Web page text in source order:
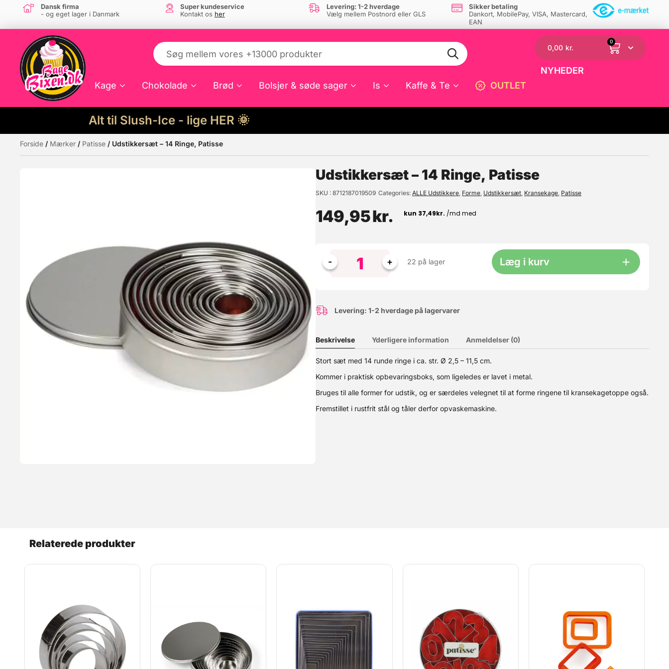
Dansk firma
- og eget lager i Danmark
Super kundeservice
Kontakt os her
Levering: 1-2 hverdage
Vælg mellem Postnord eller GLS
Sikker betaling
Dankort, MobilePay, VISA, Mastercard,
EAN
Kage Chokolade Brød Bolsjer & søde sager Is Kaffe & Te OUTLET
0,00 kr.
0
NYHEDER
Alt til Slush-Ice - lige HER 🌞
Måske kunne nogle af disse produkter have din interesse?
Glukose Sirup (Flydende), 400g - Dansukker
Dette er en semi-flydende glukose. Du finder vores faste glukose lige HER. Glukosesirup i en praktisk flaske med 400 g. Glukosesirup er en blanding af forskellige sukkerarter, som udvindes af
hvedestivelse. . Bruges primært til is og slik, men også i bagværk. Glukosesirup hæmmer krystallisering og giver f.eks. is en cremet og blød konsistens. På samme måde modvirker
glukosesirup, at karamel krystalliseres og bliver grynet. Dansukker glukosesirup er udvundet af hvedestivelse, men under produktionsprocessen er glutenindholdet reduceret til under 0,002 %
(< 20ppm). Ved et glutenindhold under 0,002 % kan produktet deklareres som glutenfrit. Indhold: 400g
☓
Forside / Mærker / Patisse / Udstikkersæt – 14 Ringe, Patisse
Udstikkersæt – 14 Ringe, Patisse
SKU 8712187019509 Categories ALLE Udstikkere, Forme, Udstikkersæt, Kransekage, Patisse
149,95kr.
22 på lager Læg i kurv
Levering: 1-2 hverdage på lagervarer
Beskrivelse Yderligere information Anmeldelser (0)
Stort sæt med 14 runde ringe i ca. str. Ø 2,5 – 11,5 cm.
Kommer i praktisk opbevaringsboks, som ligeledes er lavet i metal.
Bruges til alle former for udstik, og er særdeles velegnet til at forme ringene til kransekagetoppe også.
Fremstillet i rustfrit stål og tåler derfor opvaskemaskine.
Relaterede produkter